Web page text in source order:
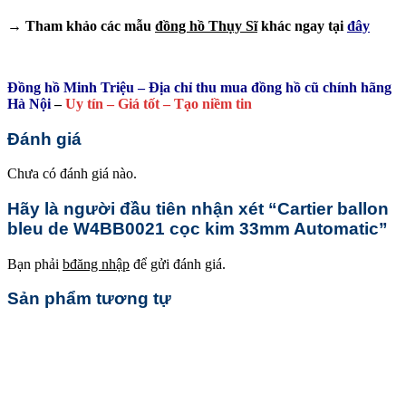
→ Tham khảo các mẫu đồng hồ Thụy Sĩkhác ngay tại đây
Đồng hồ Minh Triệu – Địa chỉ thu mua đồng hồ cũ chính hãng
Hà Nội–Uy tín – Giá tốt – Tạo niềm tin
Đánh giá
Chưa có đánh giá nào.
Hãy là người đầu tiên nhận xét “Cartier ballon
bleu de W4BB0021 cọc kim 33mm Automatic”
Bạn phải bđăng nhập để gửi đánh giá.
Sản phẩm tương tự